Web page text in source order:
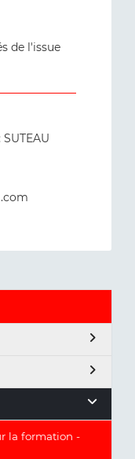
de l'issue
la formation -